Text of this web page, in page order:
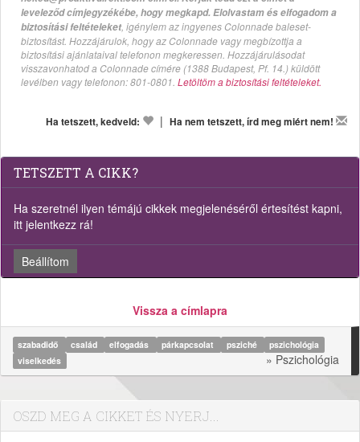
leveleződ címjegyzékébe, hogy megkapd. Elolvastam és elfogadom a
biztosítási feltételeket, igénylem az ingyenes Colonnade baleset-
biztosítást. Hozzájárulok, hogy az Colonnade vagy megbízottja a
biztosítási ajánlataival telefonon megkeressen. Hozzájárulásodat
visszavonhatod a Colonnade címére (1388 Budapest, Pf. 14.) küldött
levélben vagy telefonon: 801-0801. Letöltöm a biztosítási feltételeket.
Ha tetszett, kedveld: | Ha nem tetszett, írd meg miért nem!
TETSZETT A CIKK?
Ha szeretnél ilyen témájú cikkek megjelenéséről értesítést kapni,
itt jelentkezz rá!
Beállítom
Vissza a címlapra
szabadidő család elfogadás párkapcsolat psziché
pszichológia
viselkedés
» Pszichológia
OSZD MEG A CIKKET ÉS NYERJ...